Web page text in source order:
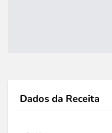
Dados da Receita